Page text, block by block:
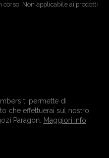
Non applicabile ai prodotti
ti permette di
che effettuerai sul nostro
Paragon.
Maggiori info